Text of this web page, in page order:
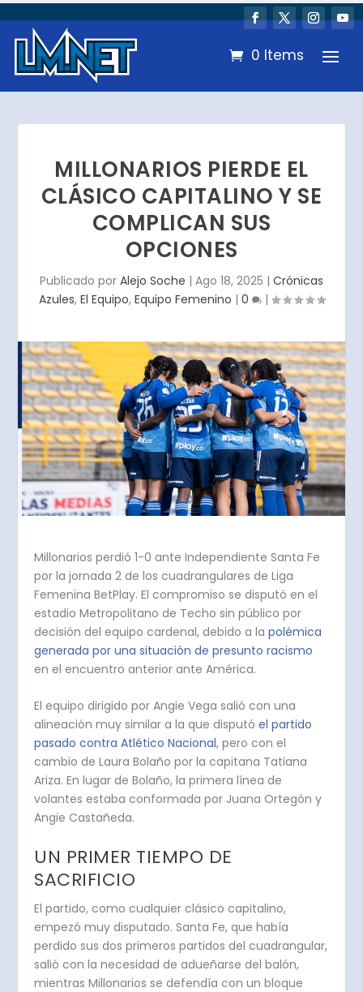
0 Items
MILLONARIOS PIERDE EL
CLÁSICO CAPITALINO Y SE
COMPLICAN SUS
OPCIONES
Publicado por Alejo Soche | Ago 18, 2025 | Crónicas
Azules, El Equipo, Equipo Femenino | 0 |
Millonarios perdió 1-0 ante Independiente Santa Fe
por la jornada 2 de los cuadrangulares de Liga
Femenina BetPlay. El compromiso se disputó en el
estadio Metropolitano de Techo sin público por
decisión del equipo cardenal, debido a la polémica
generada por una situación de presunto racismo
en el encuentro anterior ante América.
El equipo dirigido porAngie Vega salió con una
alineación muy similar a la que disputóel partido
pasado contra Atlético Nacional, pero con el
cambio de Laura Bolaño por la capitana Tatiana
Ariza. En lugar de Bolaño, la primera línea de
volantes estaba conformada por Juana Ortegón y
Angie Castañeda.
UN PRIMER TIEMPO DE
SACRIFICIO
El partido, como cualquier clásico capitalino,
empezó muy disputado.Santa Fe, que había
perdido sus dos primeros partidos del cuadrangular,
salió con la necesidad de adueñarse del balón,
mientras Millonarios se defendía con un bloque